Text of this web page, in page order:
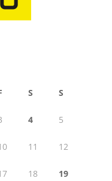
S S
4 5
11 12
18 19